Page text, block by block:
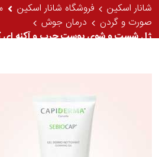
شانار اسکین
فروشگاه شانار اسکین
صورت و گردن
درمان جوش
ژل شست و شوی پوست چرب و آکنه ای